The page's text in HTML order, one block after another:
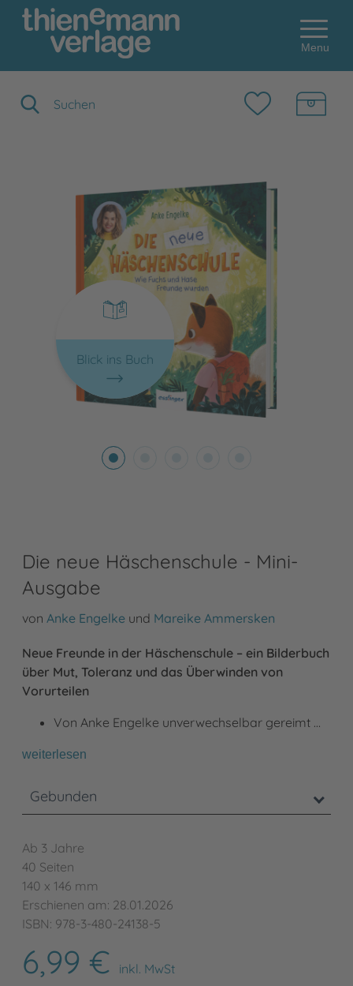
Menu
Blick ins Buch
Die neue Häschenschule - Mini-
Ausgabe
von Anke Engelke und Mareike Ammersken
Neue Freunde in der Häschenschule – ein Bilderbuch
über Mut, Toleranz und das Überwinden von
Vorurteilen
Von Anke Engelke unverwechselbar gereimt …
weiterlesen
Gebunden
Ab 3 Jahre
40 Seiten
140 x 146 mm
Erschienen am: 28.01.2026
ISBN: 978-3-480-24138-5
6,99 €
inkl. MwSt